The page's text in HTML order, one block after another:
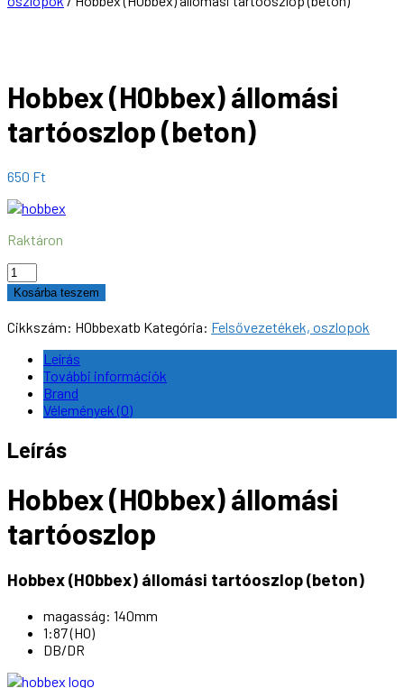
Hobbex (H0bbex) állomási
tartóoszlop (beton)
650 Ft
Raktáron
Hobbex
(H0bbex)
állomási
tartóoszlop
(beton)
mennyiség
Kosárba teszem
Cikkszám: H0bbexatb Kategória: Felsővezetékek, oszlopok
Leírás
További információk
Brand
Vélemények (0)
Leírás
Hobbex (H0bbex) állomási
tartóoszlop
Hobbex (H0bbex) állomási tartóoszlop (beton)
magasság: 140mm
1:87 (H0)
DB/DR